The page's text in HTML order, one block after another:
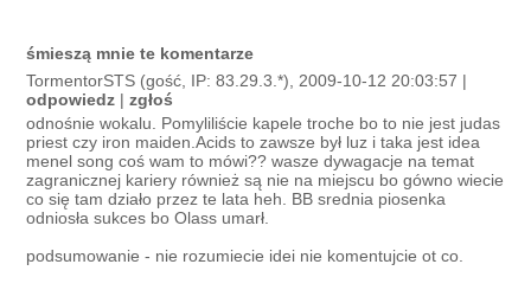
śmieszą mnie te komentarze
TormentorSTS (gość, IP: 83.29.3.*), 2009-10-12 20:03:57 |
odpowiedz |zgłoś
odnośnie wokalu. Pomyliliście kapele troche bo to nie jest judas
priest czy iron maiden.Acids to zawsze był luz i taka jest idea
menel song coś wam to mówi?? wasze dywagacje na temat
zagranicznej kariery również są nie na miejscu bo gówno wiecie
co się tam działo przez te lata heh. BB srednia piosenka
odniosła sukces bo Olass umarł.
podsumowanie - nie rozumiecie idei nie komentujcie ot co.